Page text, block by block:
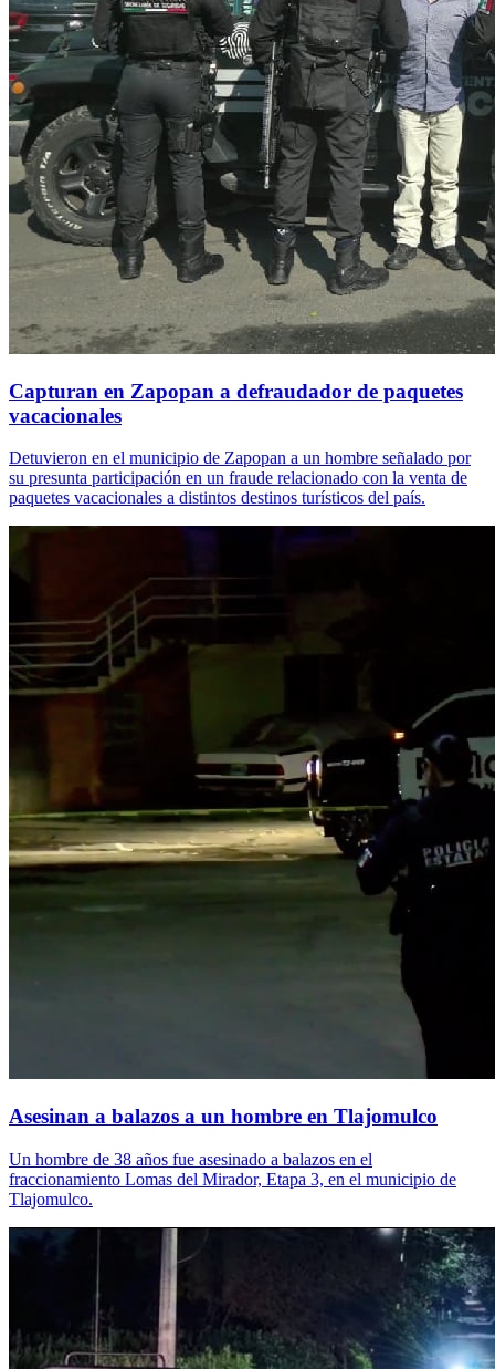
Capturan en Zapopan a defraudador de paquetes
vacacionales
Detuvieron en el municipio de Zapopan a un hombre señalado por
su presunta participación en un fraude relacionado con la venta de
paquetes vacacionales a distintos destinos turísticos del país.
Asesinan a balazos a un hombre en Tlajomulco
Un hombre de 38 años fue asesinado a balazos en el
fraccionamiento Lomas del Mirador, Etapa 3, en el municipio de
Tlajomulco.